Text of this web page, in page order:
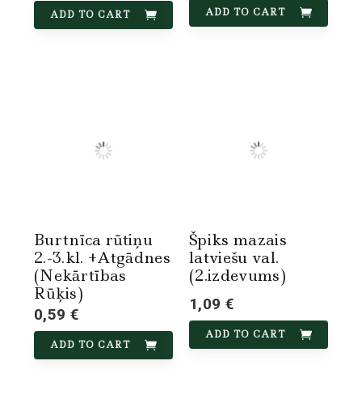
ADD TO CART ADD TO CART
Burtnīca rūtiņu
2.-3.kl. +Atgādnes
(Nekārtības
Rūķis)
0,59 €
ADD TO CART
Špiks mazais
latviešu val.
(2.izdevums)
1,09 €
ADD TO CART